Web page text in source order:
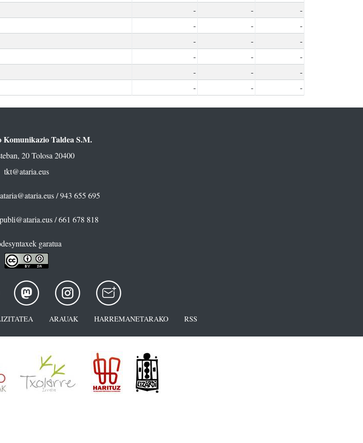
- -
-
- -
-
- -
-
- -
-
- -
-
- - -
Komunikazio Taldea S.M.
20 Tolosa 20400
tkt@ataria.eus
ataria@ataria.eus/ 943 655 695
publi@ataria.eus/ 661 678 818
garatua
ARAUAK HARREMANETARAKO RSS